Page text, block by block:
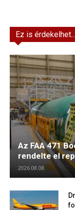
Ez is érdekelhet...
Az FAA 471
rendelte el
2026.08.08.